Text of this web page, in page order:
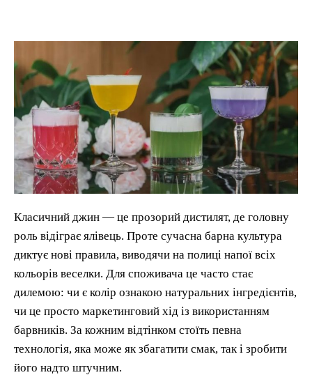
Класичний джин — це прозорий дистилят, де головну
роль відіграє ялівець. Проте сучасна барна культура
диктує нові правила, виводячи на полиці напої всіх
кольорів веселки. Для споживача це часто стає
дилемою: чи є колір ознакою натуральних інгредієнтів,
чи це просто маркетинговий хід із використанням
барвників. За кожним відтінком стоїть певна
технологія, яка може як збагатити смак, так і зробити
його надто штучним.